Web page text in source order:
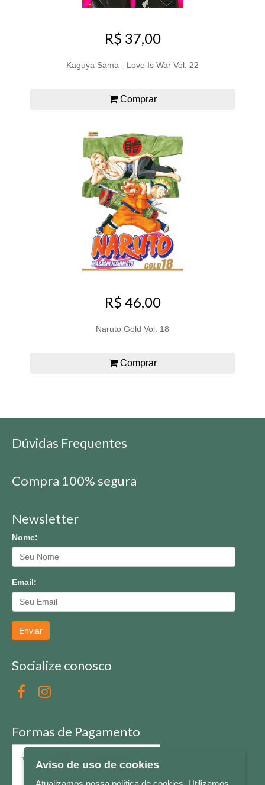
R$ 37,00
Kaguya Sama - Love Is War Vol. 22
Comprar
R$ 46,00
Naruto Gold Vol. 18
Comprar
Dúvidas Frequentes
Compra 100% segura
Newsletter
Nome:
Email:
Enviar
Socialize conosco
Formas de Pagamento
Aviso de uso de cookies